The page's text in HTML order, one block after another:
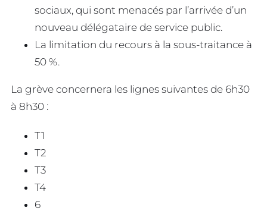
sociaux, qui sont menacés par l’arrivée d’un
nouveau délégataire de service public.
La limitation du recours à la sous-traitance à
50 %.
La grève concernera les lignes suivantes de 6h30
à 8h30 :
T1
T2
T3
T4
6